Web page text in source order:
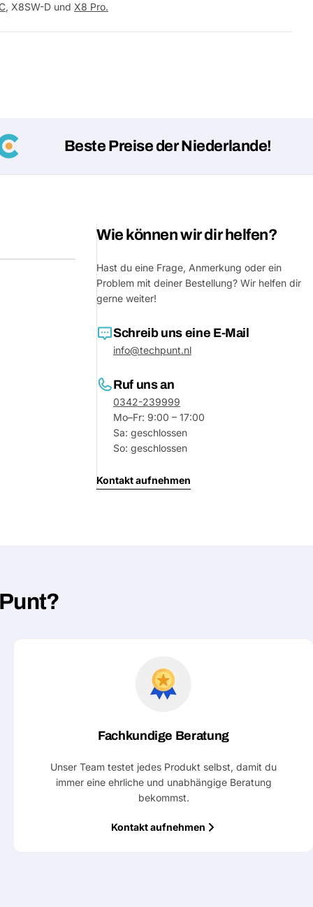
, X8SW-D und X8 Pro.
Eine
Name
Beste Preise der Niederlande!
Wie können wir dir helfen?
Hast du eine Frage, Anmerkung oder ein
Problem mit deiner Bestellung? Wir helfen dir
gerne weiter!
Schreib uns eine E-Mail
info@techpunt.nl
Ruf uns an
0342-239999
Mo–Fr: 9:00 – 17:00
Sa: geschlossen
So: geschlossen
Kontakt aufnehmen
Fachkundige Beratung
Unser Team testet jedes Produkt selbst, damit du
immer eine ehrliche und unabhängige Beratung
bekommst.
Kontakt aufnehmen